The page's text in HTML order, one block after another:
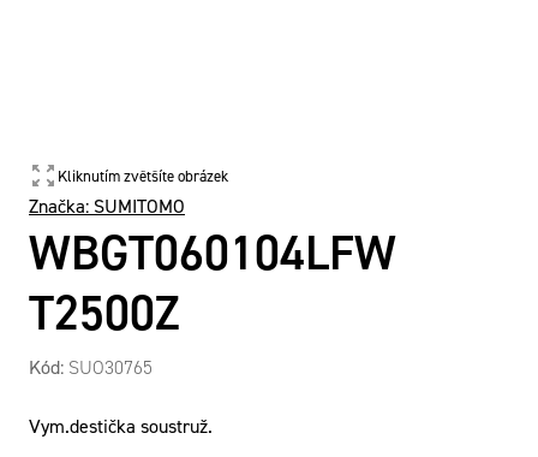
Kliknutím zvětšíte obrázek
WBGT060104LFW
T2500Z
Značka: SUMITOMO
Kód: SUO30765
Vym.destička soustruž.